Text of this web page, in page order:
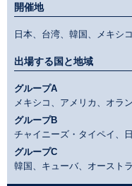
開催地
日本、台湾、韓国、メキシコ
出場する国と地域
グループA
メキシコ、アメリカ、オラ
グループB
チャイニーズ・タイペイ、
グループC
韓国、キューバ、オースト